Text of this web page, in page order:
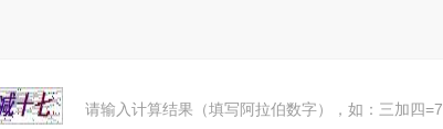
请输入计算结果（填写阿拉伯数字），如：三加四=7